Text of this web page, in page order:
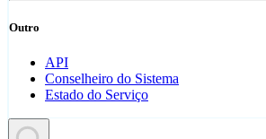
Outro
API
Conselheiro do Sistema
Estado do Serviço